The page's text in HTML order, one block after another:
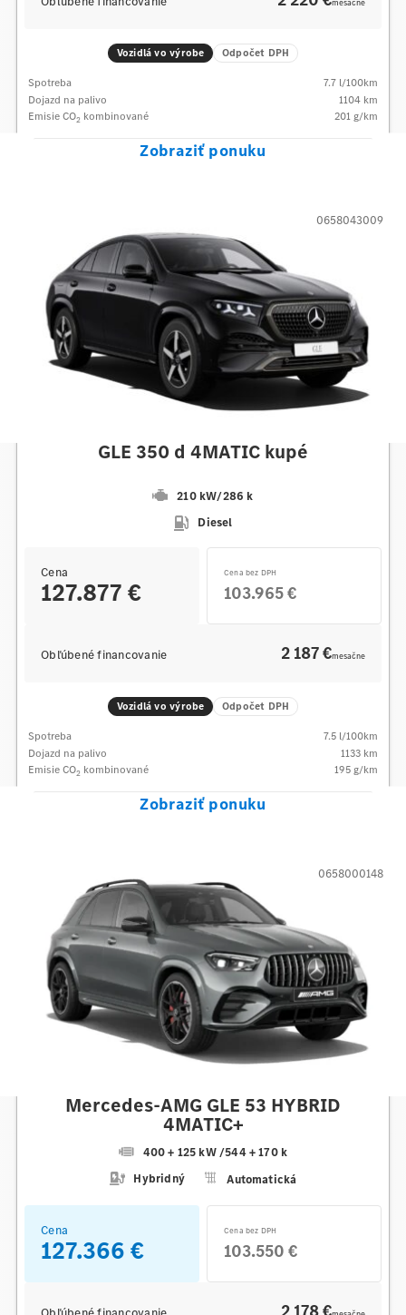
mesačne
Vozidlá vo výrobe Odpočet DPH
Spotreba 7.7 l/100km
Dojazd na palivo
1104 km
Emisie CO2 kombinované 201 g/km
Zobraziť ponuku
GLE 350 d 4MATIC kupé
210 kW/286 k
Diesel
0658043009
Cena
127.877 €
Cena bez DPH
103.965 €
Obľúbené financovanie 2 187 €mesačne
Vozidlá vo výrobe Odpočet DPH
Spotreba 7.5 l/100km
Dojazd na palivo
1133 km
Emisie CO2 kombinované 195 g/km
Zobraziť ponuku
Mercedes-AMG GLE 53 HYBRID
4MATIC+
400 + 125 kW/544 + 170 k
Hybridný
Automatická
0658000148
Cena
127.366 €
Cena bez DPH
103.550 €